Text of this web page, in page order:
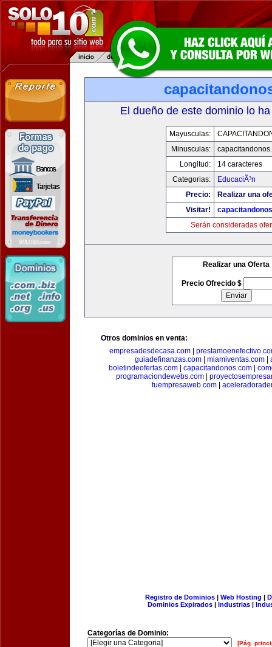
El dueño de este dominio lo
Mayusculas:
Minusculas:
Longitud:
14 caracteres
Categorias:
EducaciÃ³n
Precio:
Realizar una
Visitar!
Serán consideradas
Realizar una Oferta
Precio Ofrecido $
Otros dominios en venta:
empresadesdecasa.com
guiadefinanzas.com
miamiventas.com
boletindeofertas.com| capacitandonos.com|
programaciondewebs.com
tuempresaweb.com
Registro de Dominios| Web Hosting |
Dominios Expirados | Industrias |
Categorías de Dominio:
[Pág.